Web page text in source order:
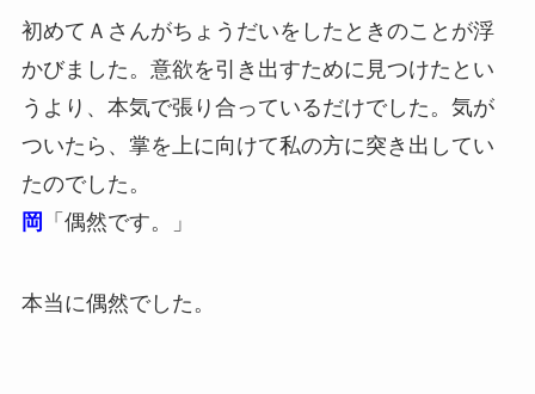
初めてＡさんがちょうだいをしたときのことが浮
かびました。意欲を引き出すために見つけたとい
うより、本気で張り合っているだけでした。気が
ついたら、掌を上に向けて私の方に突き出してい
たのでした。
岡
「偶然です。」
本当に偶然でした。